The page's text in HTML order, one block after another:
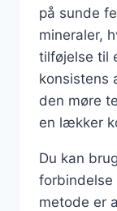
på sunde
mineraler,
tilføjelse til
konsistens
den møre
en lækker
Du kan
forbindelse
metode er